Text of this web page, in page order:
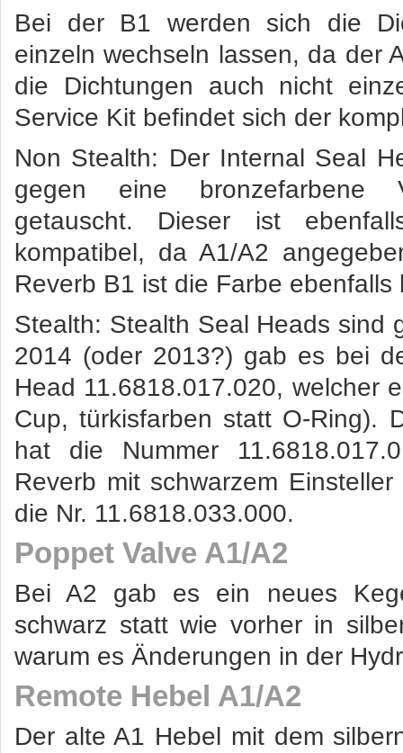
Bei der B1 werden sich die
einzeln wechseln lassen, da der
die Dichtungen auch nicht
Service Kit befindet sich der
Non Stealth: Der Internal Seal
gegen eine bronzefarbene
getauscht. Dieser ist
kompatibel, da A1/A2
Reverb B1 ist die Farbe
Stealth: Stealth Seal Heads sind
2014 (oder 2013?) gab es bei
Head 11.6818.017.020, welcher
Cup, türkisfarben statt O-Ring).
hat die Nummer
Reverb mit schwarzem
die Nr. 11.6818.033.000.
Poppet Valve A1/A2
Bei A2 gab es ein neues
schwarz statt wie vorher in
warum es Änderungen in der
Remote Hebel A1/A2
Der alte A1 Hebel mit dem